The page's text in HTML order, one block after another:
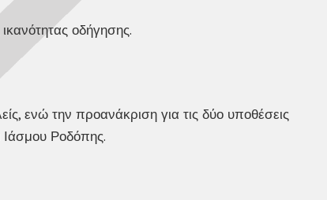
ικανότητας οδήγησης.
ενώ την προανάκριση για τις δύο υποθέσεις
Ροδόπης.